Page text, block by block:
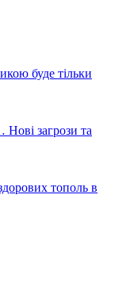
буде тільки
Нові загрози та
тополь в